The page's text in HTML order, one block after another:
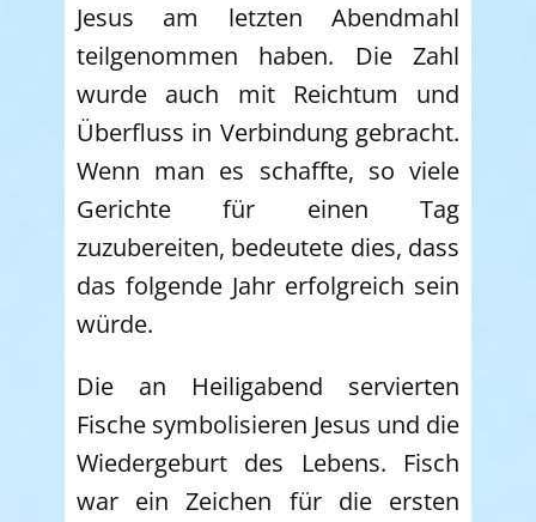
Jesus am letzten Abendmahl
teilgenommen haben. Die Zahl
wurde auch mit Reichtum und
Überfluss in Verbindung gebracht.
Wenn man es schaffte, so viele
Gerichte für einen Tag
zuzubereiten, bedeutete dies, dass
das folgende Jahr erfolgreich sein
würde.
Die an Heiligabend servierten
Fische symbolisieren Jesus und die
Wiedergeburt des Lebens. Fisch
war ein Zeichen für die ersten